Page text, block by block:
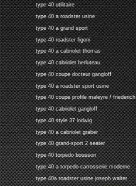
type 40 utilitaire
type 40 a roadster usine
type 40 a grand sport
type 40 roadster figoni
type 40 a cabriolet thomas
type 40 cabriolet berluteau
type 40 coupe docteur gangloff
type 40 a roadster sport usine
type 40 coupe profile maleyre / friederich
type 40 cabriolet gangloff
type 40 style 37 lodwig
type 40 a cabriolet graber
type 40 grand-sport 2 seater
type 40 torpedo bousson
type 40 a torpedo carrosserie moderne
type 40a roadster usine joseph walter